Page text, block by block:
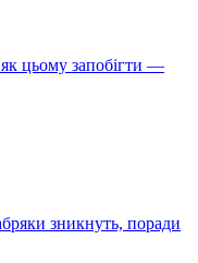
цьому запобігти —
зникнуть, поради